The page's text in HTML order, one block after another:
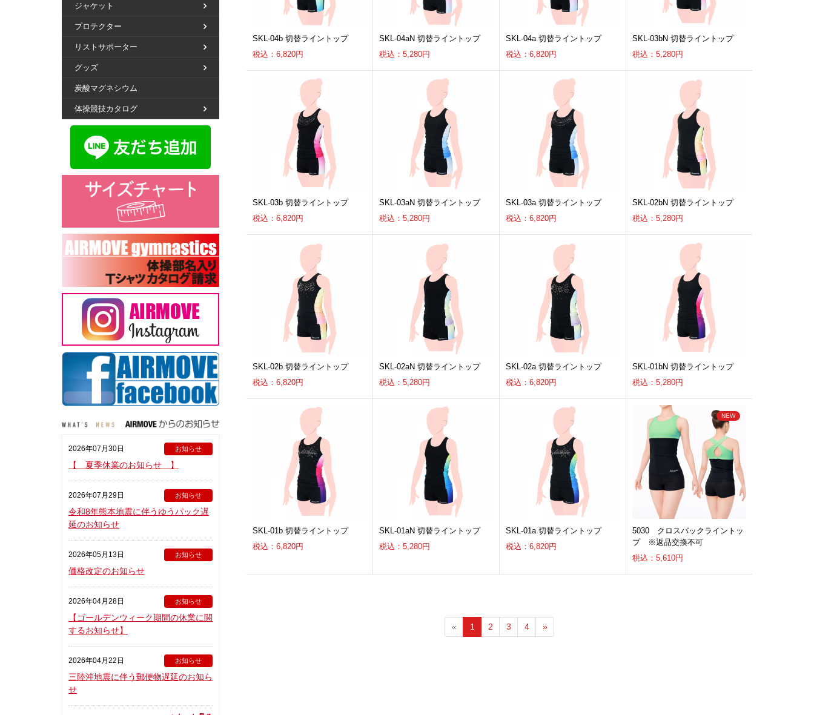
SKL-04b 切替ライントップ
税込：6,820円
SKL-04aN 切替ライントップ
税込：5,280円
SKL-04a 切替ライントップ
税込：6,820円
SKL-03bN 切替ライントップ
税込：5,280円
SKL-03b 切替ライントップ
税込：6,820円
SKL-03aN 切替ライントップ
税込：5,280円
SKL-03a 切替ライントップ
税込：6,820円
SKL-02bN 切替ライントップ
税込：5,280円
SKL-02b 切替ライントップ
税込：6,820円
SKL-02aN 切替ライントップ
税込：5,280円
SKL-02a 切替ライントップ
税込：6,820円
SKL-01bN 切替ライントップ
税込：5,280円
SKL-01b 切替ライントップ
税込：6,820円
SKL-01aN 切替ライントップ
税込：5,280円
SKL-01a 切替ライントップ
税込：6,820円
5030 クロスバックライントッ
プ ※返品交換不可
税込：5,610円
« 1 2 3 4 »
ジャケット
プロテクター
リストサポーター
グッズ
炭酸マグネシウム
体操競技カタログ
2026年07月30日 お知らせ
【 夏季休業のお知らせ 】
2026年07月29日 お知らせ
令和8年熊本地震に伴うゆうパック遅
延のお知らせ
2026年05月13日 お知らせ
価格改定のお知らせ
2026年04月28日 お知らせ
【ゴールデンウィーク期間の休業に関
するお知らせ】
2026年04月22日 お知らせ
三陸沖地震に伴う郵便物遅延のお知ら
せ